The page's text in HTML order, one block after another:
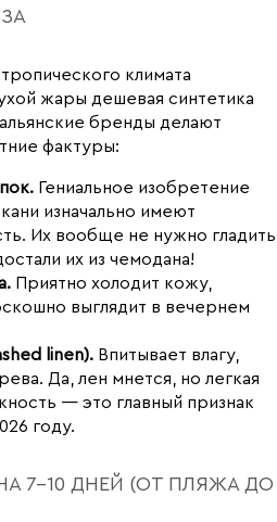
климата
жары дешевая синтетика
бренды делают
фактуры:
Гениальное изобретение
изначально имеют
Их вообще не нужно гладить
их из чемодана!
Приятно холодит кожу,
выглядит в вечернем
linen). Впитывает влагу,
Да, лен мнется, но легкая
— это главный признак
году.
7-10 ДНЕЙ (ОТ ПЛЯЖА ДО